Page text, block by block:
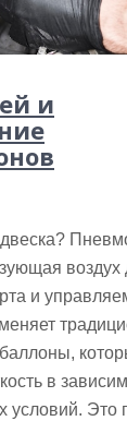
и
воздух
и
в
условий. Это